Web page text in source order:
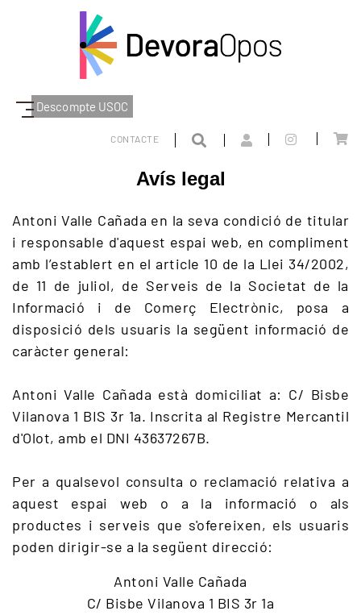
Descompte USOC
CONTACTE
Avís legal
Antoni Valle Cañada en la seva condició de titular
i responsable d'aquest espai web, en compliment
amb l’establert en el article 10 de la Llei 34/2002,
de 11 de juliol, de Serveis de la Societat de la
Informació i de Comerç Electrònic, posa a
disposició dels usuaris la següent informació de
caràcter general:
Antoni Valle Cañada està domiciliat a: C/ Bisbe
Vilanova 1 BIS 3r 1a. Inscrita al Registre Mercantil
d'Olot, amb el DNI 43637267B.
Per a qualsevol consulta o reclamació relativa a
aquest espai web o a la informació o als
productes i serveis que s'ofereixen, els usuaris
poden dirigir-se a la següent direcció:
Antoni Valle Cañada
C/ Bisbe Vilanova 1 BIS 3r 1a